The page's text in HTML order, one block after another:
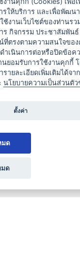
รให้บริการ และเพื่อพัฒนา
งานเว็บไซต์ของท่านรว
ร กิจกรรม ประชาสัมพันธ์
ที่ตรงตามความสนใจขอ
ำเนินการต่อหรือปิดข้อค
ยอมรับการใช้งานคุกกี้
ายละเอียดเพิ่มเติมได้จาก
นโยบายความเป็นส่วนตัว
ตั้งค่า
มด
มด